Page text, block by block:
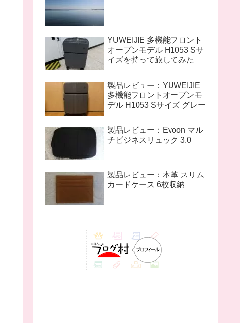
YUWEIJIE 多機能フロント
オープンモデル H1053 Sサ
イズを持って旅してみた
製品レビュー：YUWEIJIE
多機能フロントオープンモ
デル H1053 Sサイズ グレー
製品レビュー：Evoon マル
チビジネスリュック 3.0
製品レビュー：本革 スリム
カードケース 6枚収納